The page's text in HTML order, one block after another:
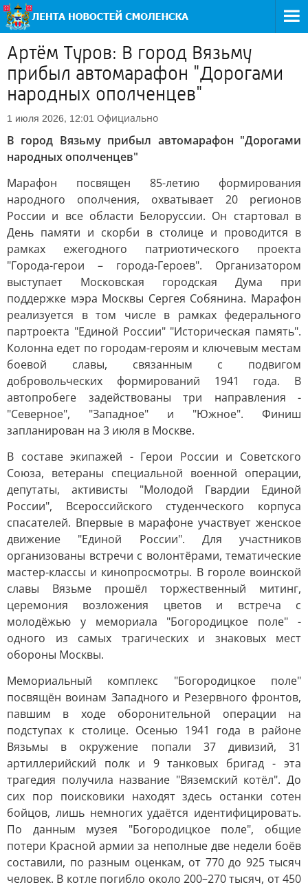
Артём Туров: В город Вязьму
прибыл автомарафон "Дорогами
народных ополченцев"
1 июля 2026, 12:01 Официально
В город Вязьму прибыл автомарафон "Дорогами
народных ополченцев"
Марафон посвящен 85-летию формирования
народного ополчения, охватывает 20 регионов
России и все области Белоруссии. Он стартовал в
День памяти и скорби в столице и проводится в
рамках ежегодного патриотического проекта
"Города-герои – города-Героев". Организатором
выступает Московская городская Дума при
поддержке мэра Москвы Сергея Собянина. Марафон
реализуется в том числе в рамках федерального
партроекта "Единой России" "Историческая память".
Колонна едет по городам-героям и ключевым местам
боевой славы, связанным с подвигом
добровольческих формирований 1941 года. В
автопробеге задействованы три направления -
"Северное", "Западное" и "Южное". Финиш
запланирован на 3 июля в Москве.
В составе экипажей - Герои России и Советского
Союза, ветераны специальной военной операции,
депутаты, активисты "Молодой Гвардии Единой
России", Всероссийского студенческого корпуса
спасателей. Впервые в марафоне участвует женское
движение "Единой России". Для участников
организованы встречи с волонтёрами, тематические
мастер-классы и кинопросмотры. В гороле воинской
славы Вязьме прошёл торжественный митинг,
церемония возложения цветов и встреча с
молодёжью у мемориала "Богородицкое поле" -
одного из самых трагических и знаковых мест
обороны Москвы.
Мемориальный комплекс "Богородицкое поле"
посвящён воинам Западного и Резервного фронтов,
павшим в ходе оборонительной операции на
подступах к столице. Осенью 1941 года в районе
Вязьмы в окружение попали 37 дивизий, 31
артиллерийский полк и 9 танковых бригад - эта
трагедия получила название "Вяземский котёл". До
сих пор поисковики находят здесь останки сотен
бойцов, лишь немногих удаётся идентифицировать.
По данным музея "Богородицкое поле", общие
потери Красной армии за неполные две недели боёв
составили, по разным оценкам, от 770 до 925 тысяч
человек. В котле погибло около 200–270 тысяч, от 450